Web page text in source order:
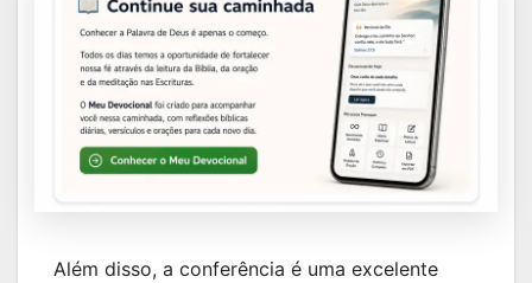
Além disso, a conferência é uma excelente